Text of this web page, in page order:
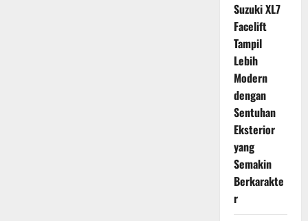
Suzuki XL7
Facelift
Tampil
Lebih
Modern
dengan
Sentuhan
Eksterior
yang
Semakin
Berkarakte
r